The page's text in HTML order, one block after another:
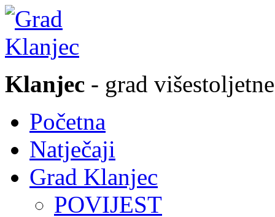
Klanjec - grad
Početna
Natječaji
Grad Klanjec
POVIJEST